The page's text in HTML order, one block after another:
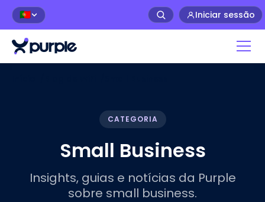
🇵🇹 Iniciar sessão
CATEGORIA
Small Business
Insights, guias e notícias da Purple
sobre small business.